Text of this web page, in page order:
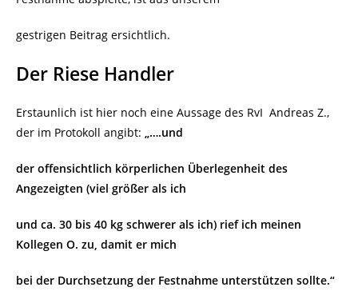
gestrigen Beitrag ersichtlich.
Der Riese Handler
Erstaunlich ist hier noch eine Aussage des RvI Andreas Z.,
der im Protokoll angibt: „….und
der offensichtlich körperlichen Überlegenheit des
Angezeigten (viel größer als ich
und ca. 30 bis 40 kg schwerer als ich) rief ich meinen
Kollegen O. zu, damit er mich
bei der Durchsetzung der Festnahme unterstützen sollte.“